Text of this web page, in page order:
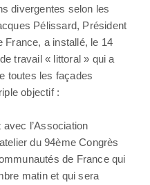
divergentes selon les
Pélissard, Président
France, a installé, le 14
travail « littoral » qui a
toutes les façades
objectif :
l’Association
du 94ème Congrès
de France qui
matin et qui sera